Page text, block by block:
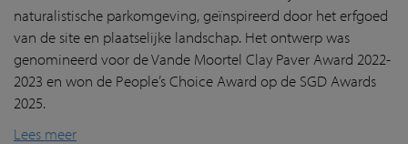
naturalistische parkomgeving, geïnspireerd door het erfgoed
van de site en plaatselijke landschap. Het ontwerp was
genomineerd voor de Vande Moortel Clay Paver Award 2022-
2023 en won de People’s Choice Award op de SGD Awards
2025.
Lees meer